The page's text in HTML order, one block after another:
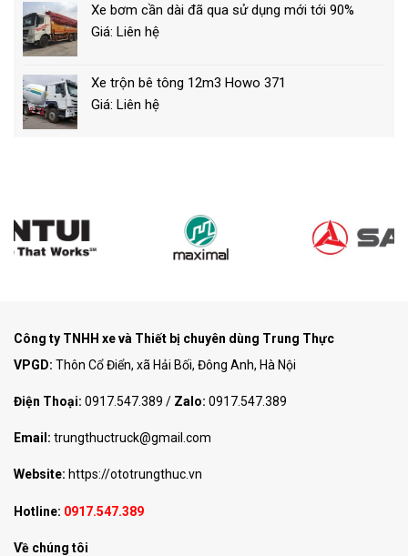
Xe bơm cần dài đã qua sử dụng mới tới 90%
Giá: Liên hệ
Xe trộn bê tông 12m3 Howo 371
Giá: Liên hệ
Công ty TNHH xe và Thiết bị chuyên dùng Trung Thực
VPGD: Thôn Cổ Điển, xã Hải Bối, Đông Anh, Hà Nội
Điện Thoại: 0917.547.389 / Zalo: 0917.547.389
Email: trungthuctruck@gmail.com
Website: https://ototrungthuc.vn
Hotline: 0917.547.389
Về chúng tôi